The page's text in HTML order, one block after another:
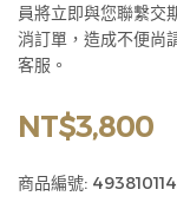
員將立即與您聯繫交
消訂單，造成不便尚
客服。
NT$3,800
商品編號: